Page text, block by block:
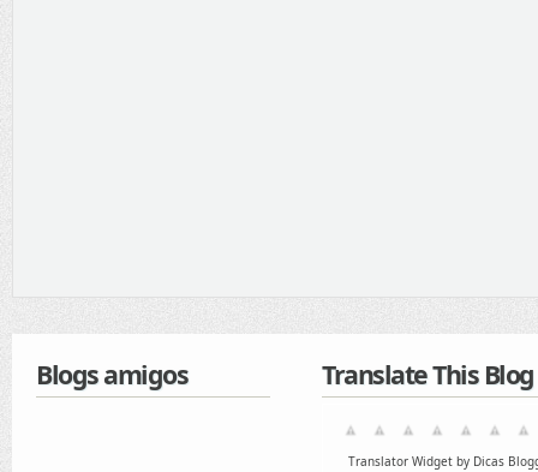
Blogs amigos Translate This Blog
Translator Widget by Dicas